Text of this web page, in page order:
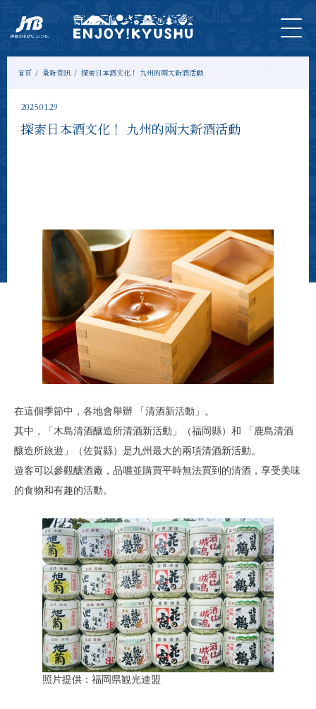
首頁 最新資訊 探索日本酒文化！ 九州的兩大新酒活動
2025.01.29
探索日本酒文化！ 九州的兩大新酒活動
在這個季節中，各地會舉辦 「清酒新活動」。
其中，「木島清酒釀造所清酒新活動」（福岡縣）和 「鹿島清酒
釀造所旅遊」（佐賀縣）是九州最大的兩項清酒新活動。
遊客可以參觀釀酒廠，品嚐並購買平時無法買到的清酒，享受美味
的食物和有趣的活動。
照片提供：福岡県観光連盟
首
頁
最新
資訊
旅遊
＆體
驗
門
票